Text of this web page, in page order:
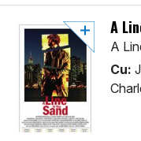
A
A
Cu: